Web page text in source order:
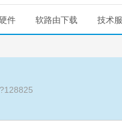
件 软路由下载 技术